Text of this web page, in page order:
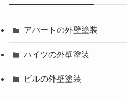
アパートの外壁塗装
ハイツの外壁塗装
ビルの外壁塗装